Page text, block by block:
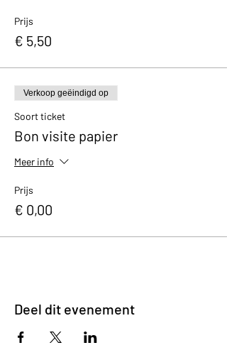
Prijs
€ 5,50
Verkoop geëindigd op
Soort ticket
Bon visite papier
Meer info
Prijs
€ 0,00
Deel dit evenement